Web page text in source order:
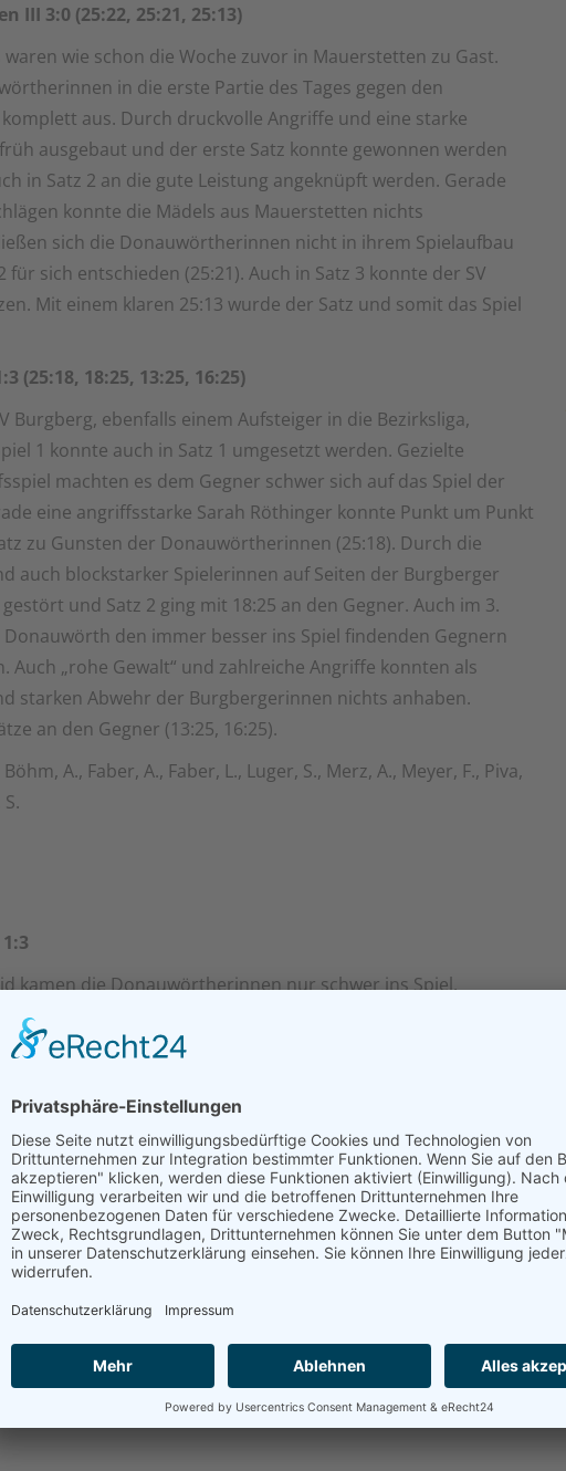
III 3:0 (25:22, 25:21, 25:13)
waren wie schon die Woche zuvor in Mauerstetten zu Gast.
in die erste Partie des Tages gegen den
aus. Durch druckvolle Angriffe und eine starke
ausgebaut und der erste Satz konnte gewonnen werden
in Satz 2 an die gute Leistung angeknüpft werden. Gerade
konnte die Mädels aus Mauerstetten nichts
sich die Donauwörtherinnen nicht in ihrem Spielaufbau
sich entschieden (25:21). Auch in Satz 3 konnte der SV
Mit einem klaren 25:13 wurde der Satz und somit das Spiel
(25:18, 18:25, 13:25, 16:25)
Burgberg, ebenfalls einem Aufsteiger in die Bezirksliga,
1 konnte auch in Satz 1 umgesetzt werden. Gezielte
machten es dem Gegner schwer sich auf das Spiel der
eine angriffsstarke Sarah Röthinger konnte Punkt um Punkt
zu Gunsten der Donauwörtherinnen (25:18). Durch die
auch blockstarker Spielerinnen auf Seiten der Burgberger
und Satz 2 ging mit 18:25 an den Gegner. Auch im 3.
den immer besser ins Spiel findenden Gegnern
Auch „rohe Gewalt“ und zahlreiche Angriffe konnten als
starken Abwehr der Burgbergerinnen nichts anhaben.
an den Gegner (13:25, 16:25).
Böhm, A., Faber, A., Faber, L., Luger, S., Merz, A., Meyer, F., Piva,
kamen die Donauwörtherinnen nur schwer ins Spiel.
zum zweiten Satz deutlich steigern und gewannen
Angriffe führten zu Punkten für den VSC. Leider konnten sie
schenkten den Langweiderinnen das Spiel.
3:1
der VSC der Underdog. Sollten die VSC-Girls aber nur
wiederholen, war ein Sieg möglich. In Satz 1 starteten die
Unkonzentriertheiten. Insgesamt verlief das Spiel sehr zäh
Das Spiel wurde trotz einer mäßigen Leistung gewonnen,
Können aufblitzen ließen.
Andreas Lorenz spielten:
Humburger, Veronika Köhnlein, Anna Kurnoth, Silvia